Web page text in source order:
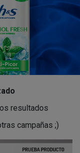
resultados
campañas ;)